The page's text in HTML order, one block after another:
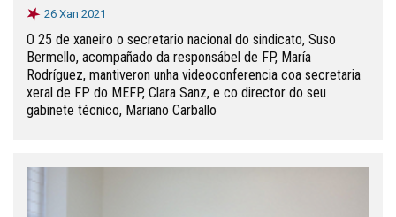
26 Xan 2021
O 25 de xaneiro o secretario nacional do sindicato, Suso
Bermello, acompañado da responsábel de FP, María
Rodríguez, mantiveron unha videoconferencia coa secretaria
xeral de FP do MEFP, Clara Sanz, e co director do seu
gabinete técnico, Mariano Carballo